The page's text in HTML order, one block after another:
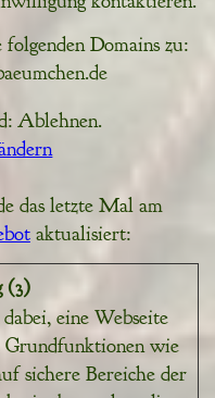
Domains zu:
Ablehnen.
das letzte Mal am
aktualisiert:
(3)
eine Webseite
Grundfunktionen wie
sichere Bereiche der